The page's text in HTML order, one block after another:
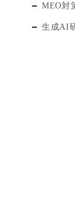
MEO対
生成AI